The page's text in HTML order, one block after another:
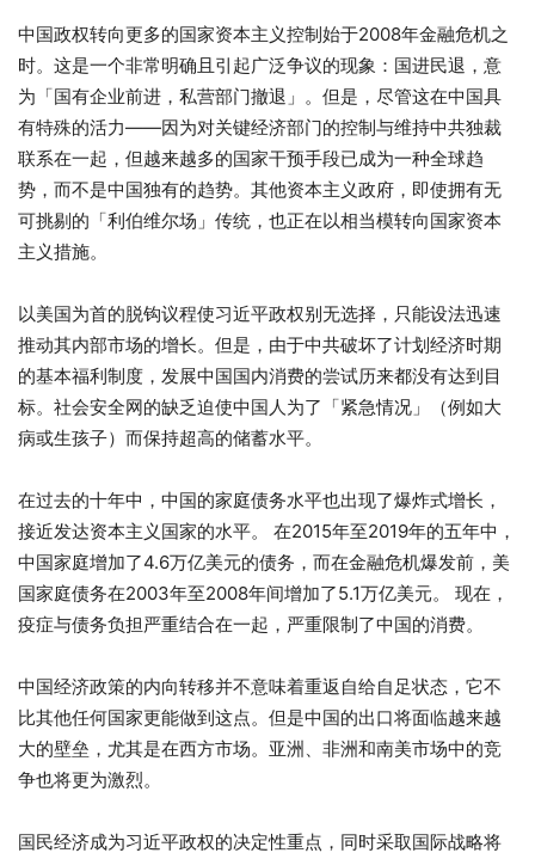
中国政权转向更多的国家资本主义控制始于2008年金融危机之
时。这是一个非常明确且引起广泛争议的现象：国进民退，意
为「国有企业前进，私营部门撤退」。但是，尽管这在中国具
有特殊的活力——因为对关键经济部门的控制与维持中共独裁
联系在一起，但越来越多的国家干预手段已成为一种全球趋
势，而不是中国独有的趋势。其他资本主义政府，即使拥有无
可挑剔的「利伯维尔场」传统，也正在以相当模转向国家资本
主义措施。
以美国为首的脱钩议程使习近平政权别无选择，只能设法迅速
推动其内部市场的增长。但是，由于中共破坏了计划经济时期
的基本福利制度，发展中国国内消费的尝试历来都没有达到目
标。社会安全网的缺乏迫使中国人为了「紧急情况」（例如大
病或生孩子）而保持超高的储蓄水平。
在过去的十年中，中国的家庭债务水平也出现了爆炸式增长，
接近发达资本主义国家的水平。 在2015年至2019年的五年中，
中国家庭增加了4.6万亿美元的债务，而在金融危机爆发前，美
国家庭债务在2003年至2008年间增加了5.1万亿美元。 现在，
疫症与债务负担严重结合在一起，严重限制了中国的消费。
中国经济政策的内向转移并不意味着重返自给自足状态，它不
比其他任何国家更能做到这点。但是中国的出口将面临越来越
大的壁垒，尤其是在西方市场。亚洲、非洲和南美市场中的竞
争也将更为激烈。
国民经济成为习近平政权的决定性重点，同时采取国际战略将